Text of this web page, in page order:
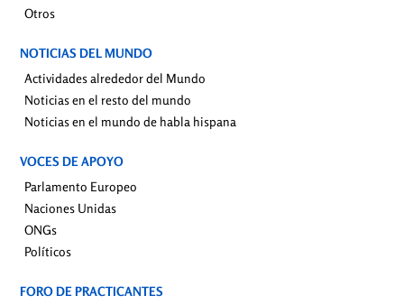
Otros
NOTICIAS DEL MUNDO
Actividades alrededor del Mundo
Noticias en el resto del mundo
Noticias en el mundo de habla hispana
VOCES DE APOYO
Parlamento Europeo
Naciones Unidas
ONGs
Políticos
FORO DE PRACTICANTES